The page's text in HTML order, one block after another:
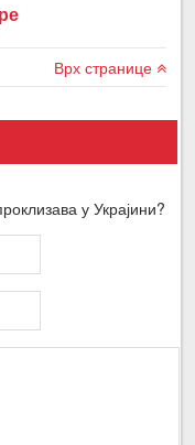
Врх странице
у Украјини?